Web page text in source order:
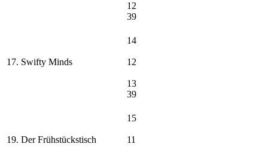
12
39
17. Swifty Minds
14
12
13
39
19. Der Frühstückstisch
15
11